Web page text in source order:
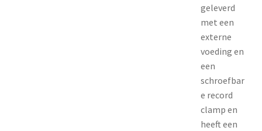
geleverd
met een
externe
voeding en
een
schroefbar
e record
clamp en
heeft een